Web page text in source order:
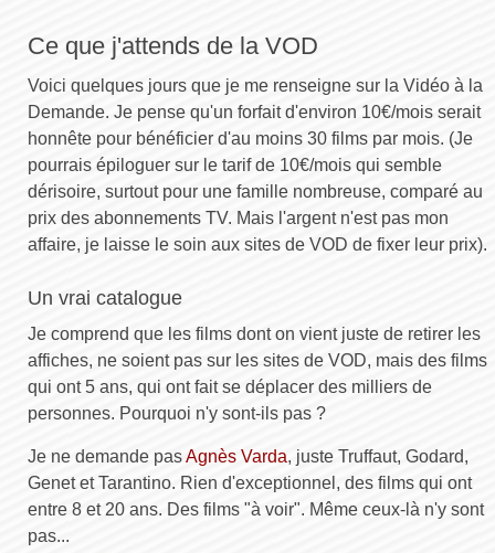
Ce que j'attends de la VOD
Voici quelques jours que je me renseigne sur la Vidéo à la
Demande. Je pense qu'un forfait d'environ 10€/mois serait
honnête pour bénéficier d'au moins 30 films par mois. (Je
pourrais épiloguer sur le tarif de 10€/mois qui semble
dérisoire, surtout pour une famille nombreuse, comparé au
prix des abonnements TV. Mais l'argent n'est pas mon
affaire, je laisse le soin aux sites de VOD de fixer leur prix).
Un vrai catalogue
Je comprend que les films dont on vient juste de retirer les
affiches, ne soient pas sur les sites de VOD, mais des films
qui ont 5 ans, qui ont fait se déplacer des milliers de
personnes. Pourquoi n'y sont-ils pas ?
Je ne demande pasAgnès Varda, juste Truffaut, Godard,
Genet et Tarantino. Rien d'exceptionnel, des films qui ont
entre 8 et 20 ans. Des films "à voir". Même ceux-là n'y sont
pas...